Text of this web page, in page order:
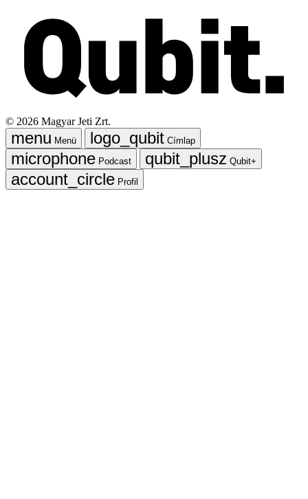
© 2026 Magyar Jeti Zrt.
Menü
Címlap
Podcast
Qubit+
Profil